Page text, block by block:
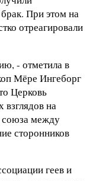
При этом на
отреагировали
- отметила в
Мёре Ингеборг
Церковь
на
союза между
сторонников
геев и